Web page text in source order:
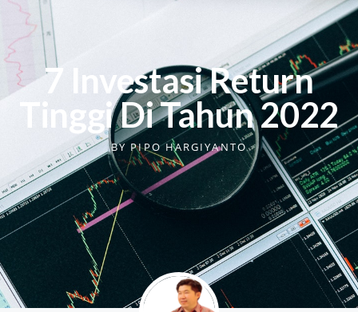
7 Investasi Return
Tinggi Di Tahun 2022
BY PIPO HARGIYANTO